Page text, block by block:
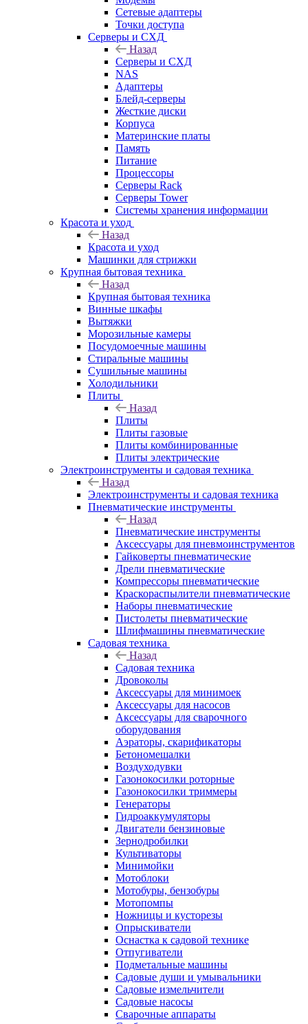
Сетевые адаптеры
Точки доступа
Серверы и СХД
Назад
Серверы и СХД
NAS
Адаптеры
Блейд-серверы
Жесткие диски
Корпуса
Материнские платы
Память
Питание
Процессоры
Серверы Rack
Серверы Tower
Системы хранения информации
Красота и уход
Назад
Красота и уход
Машинки для стрижки
Крупная бытовая техника
Назад
Крупная бытовая техника
Винные шкафы
Вытяжки
Морозильные камеры
Посудомоечные машины
Стиральные машины
Сушильные машины
Холодильники
Плиты
Назад
Плиты
Плиты газовые
Плиты комбинированные
Плиты электрические
Электроинструменты и садовая техника
Назад
Электроинструменты и садовая техника
Пневматические инструменты
Назад
Пневматические инструменты
Аксессуары для пневмоинструментов
Гайковерты пневматические
Дрели пневматические
Компрессоры пневматические
Краскораспылители пневматические
Наборы пневматические
Пистолеты пневматические
Шлифмашины пневматические
Садовая техника
Назад
Садовая техника
Дровоколы
Аксессуары для минимоек
Аксессуары для насосов
Аксессуары для сварочного
оборудования
Аэраторы, скарификаторы
Бетономешалки
Воздуходувки
Газонокосилки роторные
Газонокосилки триммеры
Генераторы
Гидроаккумуляторы
Двигатели бензиновые
Зернодробилки
Культиваторы
Минимойки
Мотоблоки
Мотобуры, бензобуры
Мотопомпы
Ножницы и кусторезы
Опрыскиватели
Оснастка к садовой технике
Отпугиватели
Подметальные машины
Садовые души и умывальники
Садовые измельчители
Садовые насосы
Сварочные аппараты